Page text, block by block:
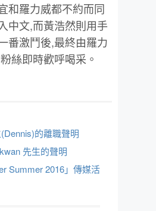
和羅力威都不約而同
中文,而黃浩然則用手
番激鬥後,最終由羅力
絲即時歡呼喝采。
的離職聲明
先生的聲明
Summer 2016」傳媒活